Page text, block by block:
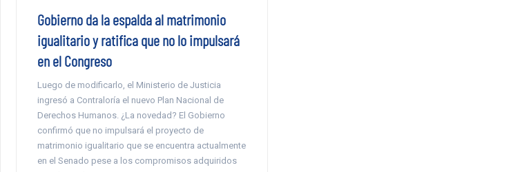
Gobierno da la espalda al matrimonio
igualitario y ratifica que no lo impulsará
en el Congreso
Luego de modificarlo, el Ministerio de Justicia
ingresó a Contraloría el nuevo Plan Nacional de
Derechos Humanos. ¿La novedad? El Gobierno
confirmó que no impulsará el proyecto de
matrimonio igualitario que se encuentra actualmente
en el Senado pese a los compromisos adquiridos